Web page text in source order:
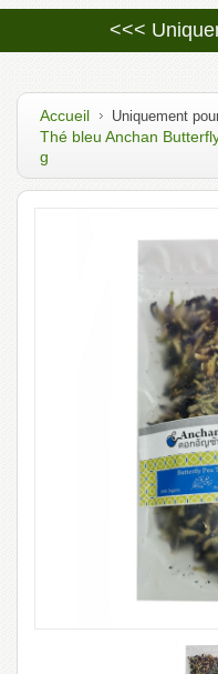
<<<
Accueil Uniquement
Thé bleu Anchan
g